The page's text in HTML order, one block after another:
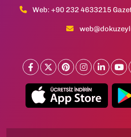
Web: +90 232 4633215